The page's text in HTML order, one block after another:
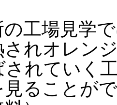
工場見学
れオレン
されていく
ることが